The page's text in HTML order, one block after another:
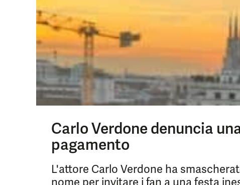
Carlo Verdone denuncia
pagamento
L'attore Carlo Verdone ha